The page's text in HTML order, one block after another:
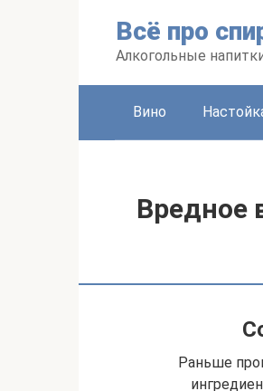
Всё про
Алкогольные
Вино
Вредное
Раньше